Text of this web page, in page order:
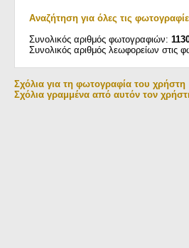
Αναζήτηση για όλες τις
Συνολικός αριθμός φωτογραφιών:
Συνολικός αριθμός λεωφορείων στις
Σχόλια για τη φωτογραφία του χρήστη
Σχόλια γραμμένα από αυτόν τον